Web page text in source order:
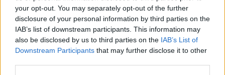
your opt-out. You may separately opt-out of the further
disclosure of your personal information by third parties on the
IAB’s list of downstream participants. This information may
also be disclosed by us to third parties on the IAB’s List of
Downstream Participants that may further disclose it to other